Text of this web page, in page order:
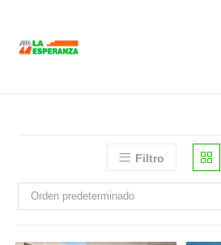
contenido
Filtro
Orden predeterminado